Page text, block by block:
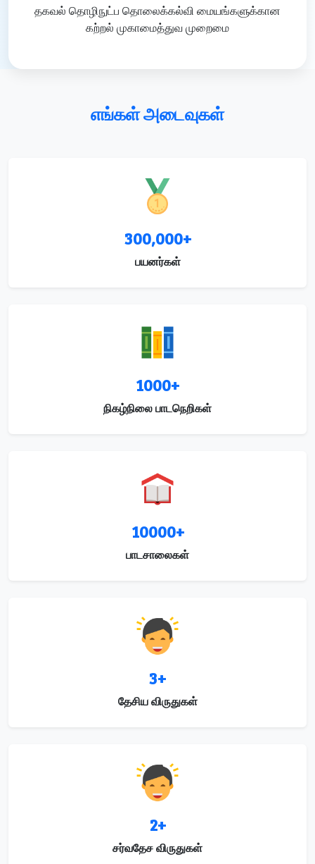
தகவல் தொழிநுட்ப தொலைக்கல்வி மையங்களுக்கான
கற்றல் முகாமைத்துவ முறைமை
எங்கள் அடைவுகள்
300,000+
பயனர்கள்
1000+
நிகழ்நிலை பாடநெறிகள்
10000+
பாடசாலைகள்
3+
தேசிய விருதுகள்
2+
சர்வதேச விருதுகள்